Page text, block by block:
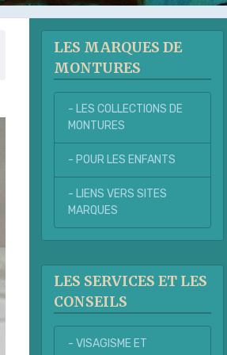
LES MARQUES DE
MONTURES
- LES COLLECTIONS DE
MONTURES
- POUR LES ENFANTS
- LIENS VERS SITES
MARQUES
LES SERVICES ET LES
CONSEILS
- VISAGISME ET